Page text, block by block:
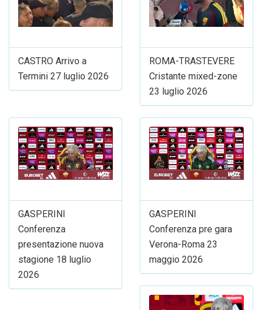
CASTRO Arrivo a
Termini 27 luglio 2026
ROMA-TRASTEVERE
Cristante mixed-zone
23 luglio 2026
GASPERINI
Conferenza
presentazione nuova
stagione 18 luglio
2026
GASPERINI
Conferenza pre gara
Verona-Roma 23
maggio 2026